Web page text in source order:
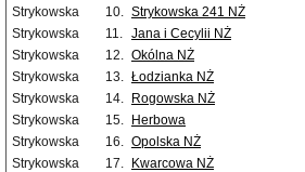
Strykowska
10. Strykowska 241 NŻ
Strykowska
11. Jana i Cecylii NŻ
Strykowska
12. Okólna NŻ
Strykowska
13. Łodzianka NŻ
Strykowska
14. Rogowska NŻ
Strykowska
15. Herbowa
Strykowska
16. Opolska NŻ
Strykowska
17. Kwarcowa NŻ